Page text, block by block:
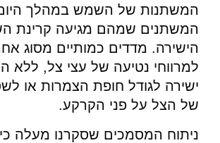
המשתנות של השמש במהלך היום
המשתנים שמהם מגיעה קרינת
הישירה. מדדים כמותיים מסוג
למרווחי נטיעה של עצי צל, ללא
ישירה לגודל חופת הצמרות או
של הצל על פני הקרקע.
ניתוח המסמכים שסקרנו מעלה